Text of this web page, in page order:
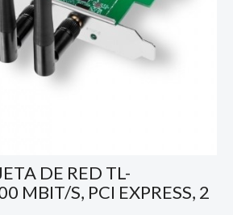
DE RED TL-
MBIT/S, PCI EXPRESS, 2